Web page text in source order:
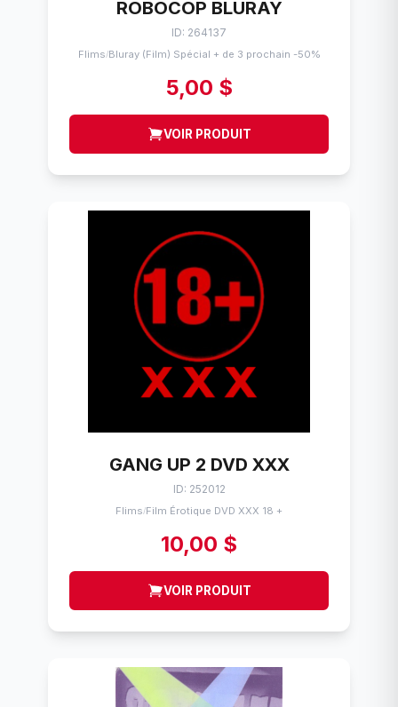
ROBOCOP BLURAY
ID: 264137
Flims/Bluray (Film) Spécial + de 3 prochain -50%
5,00 $
VOIR PRODUIT
GANG UP 2 DVD XXX
ID: 252012
Flims/Film Érotique DVD XXX 18 +
10,00 $
VOIR PRODUIT